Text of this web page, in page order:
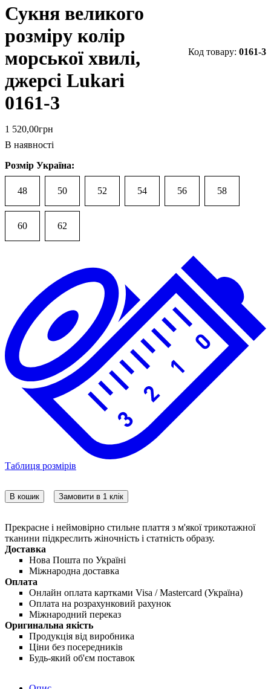
Сукня великого
розміру колір
морської хвилі,
джерсі Lukari
0161-3
0161-3
1 520,00грн
В наявності
Розмір Україна:
48 50 52 54 56 58
60 62
Таблиця розмірів
В кошик Замовити в 1 клік
Прекрасне і неймовірно стильне плаття з м'якої трикотажної
тканини підкреслить жіночність і статність образу.
Доставка
Нова Пошта по Україні
Міжнародна доставка
Оплата
Онлайн оплата картками Visa / Mastercard (Україна)
Оплата на розрахунковий рахунок
Міжнародний переказ
Оригинальна якість
Продукція від виробника
Ціни без посередників
Будь-який об'єм поставок